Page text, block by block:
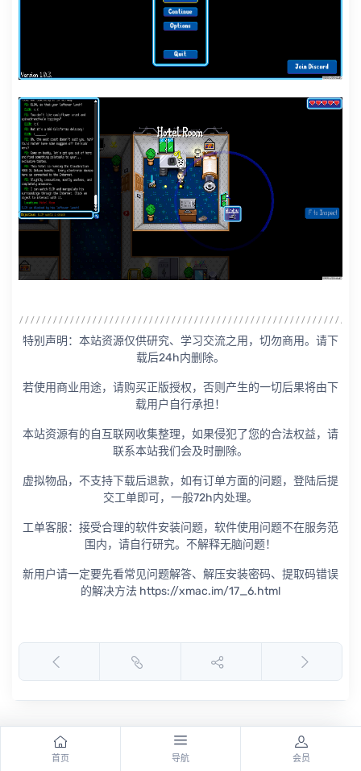
特别声明：本站资源仅供研究、学习交流之用，切勿商用。请下
载后24h内删除。
若使用商业用途，请购买正版授权，否则产生的一切后果将由下
载用户自行承担！
本站资源有的自互联网收集整理，如果侵犯了您的合法权益，请
联系本站我们会及时删除。
虚拟物品，不支持下载后退款，如有订单方面的问题，登陆后提
交工单即可，一般72h内处理。
工单客服：接受合理的软件安装问题，软件使用问题不在服务范
围内，请自行研究。不解释无脑问题！
新用户请一定要先看常见问题解答、解压安装密码、提取码错误
的解决方法 https://xmac.im/17_6.html
首页 导航 会员